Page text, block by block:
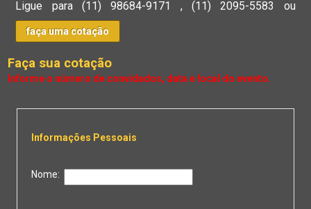
Ligue para(11) 98684-9171 , (11) 2095-5583 ou
faça uma cotação
Faça sua cotação
Informações Pessoais
Nome: